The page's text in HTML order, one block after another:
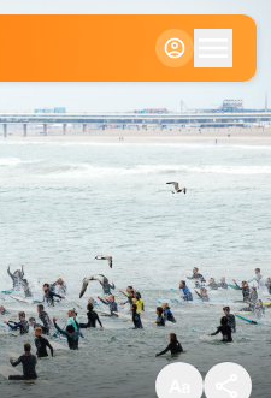
Klein
Standaard
Groot